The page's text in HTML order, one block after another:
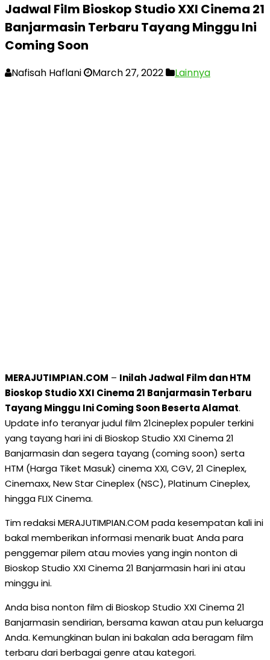
Jadwal Film Bioskop Studio XXI Cinema 21
Banjarmasin Terbaru Tayang Minggu Ini
Coming Soon
Nafisah Haflani March 27, 2022 Lainnya
MERAJUTIMPIAN.COM – Inilah Jadwal Film dan HTM
Bioskop Studio XXI Cinema 21 Banjarmasin Terbaru
Tayang Minggu Ini Coming Soon Beserta Alamat.
Update info teranyar judul film 21cineplex populer terkini
yang tayang hari ini di Bioskop Studio XXI Cinema 21
Banjarmasin dan segera tayang (coming soon) serta
HTM (Harga Tiket Masuk) cinema XXI, CGV, 21 Cineplex,
Cinemaxx, New Star Cineplex (NSC), Platinum Cineplex,
hingga FLIX Cinema.
Tim redaksi MERAJUTIMPIAN.COM pada kesempatan kali ini
bakal memberikan informasi menarik buat Anda para
penggemar pilem atau movies yang ingin nonton di
Bioskop Studio XXI Cinema 21 Banjarmasin hari ini atau
minggu ini.
Anda bisa nonton film di Bioskop Studio XXI Cinema 21
Banjarmasin sendirian, bersama kawan atau pun keluarga
Anda. Kemungkinan bulan ini bakalan ada beragam film
terbaru dari berbagai genre atau kategori.